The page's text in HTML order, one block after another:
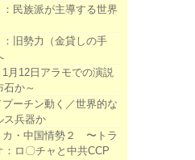
：民族派が主導する世界
：旧勢力（金貸しの手
月12日アラモでの演説
石か～
ーチン動く／世界的な
ス兵器か
カ・中国情勢２ 〜トラ
：ロ〇チャと中共CCP